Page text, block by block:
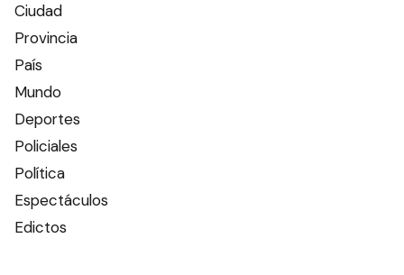
Ciudad
Provincia
País
Mundo
Deportes
Policiales
Política
Espectáculos
Edictos